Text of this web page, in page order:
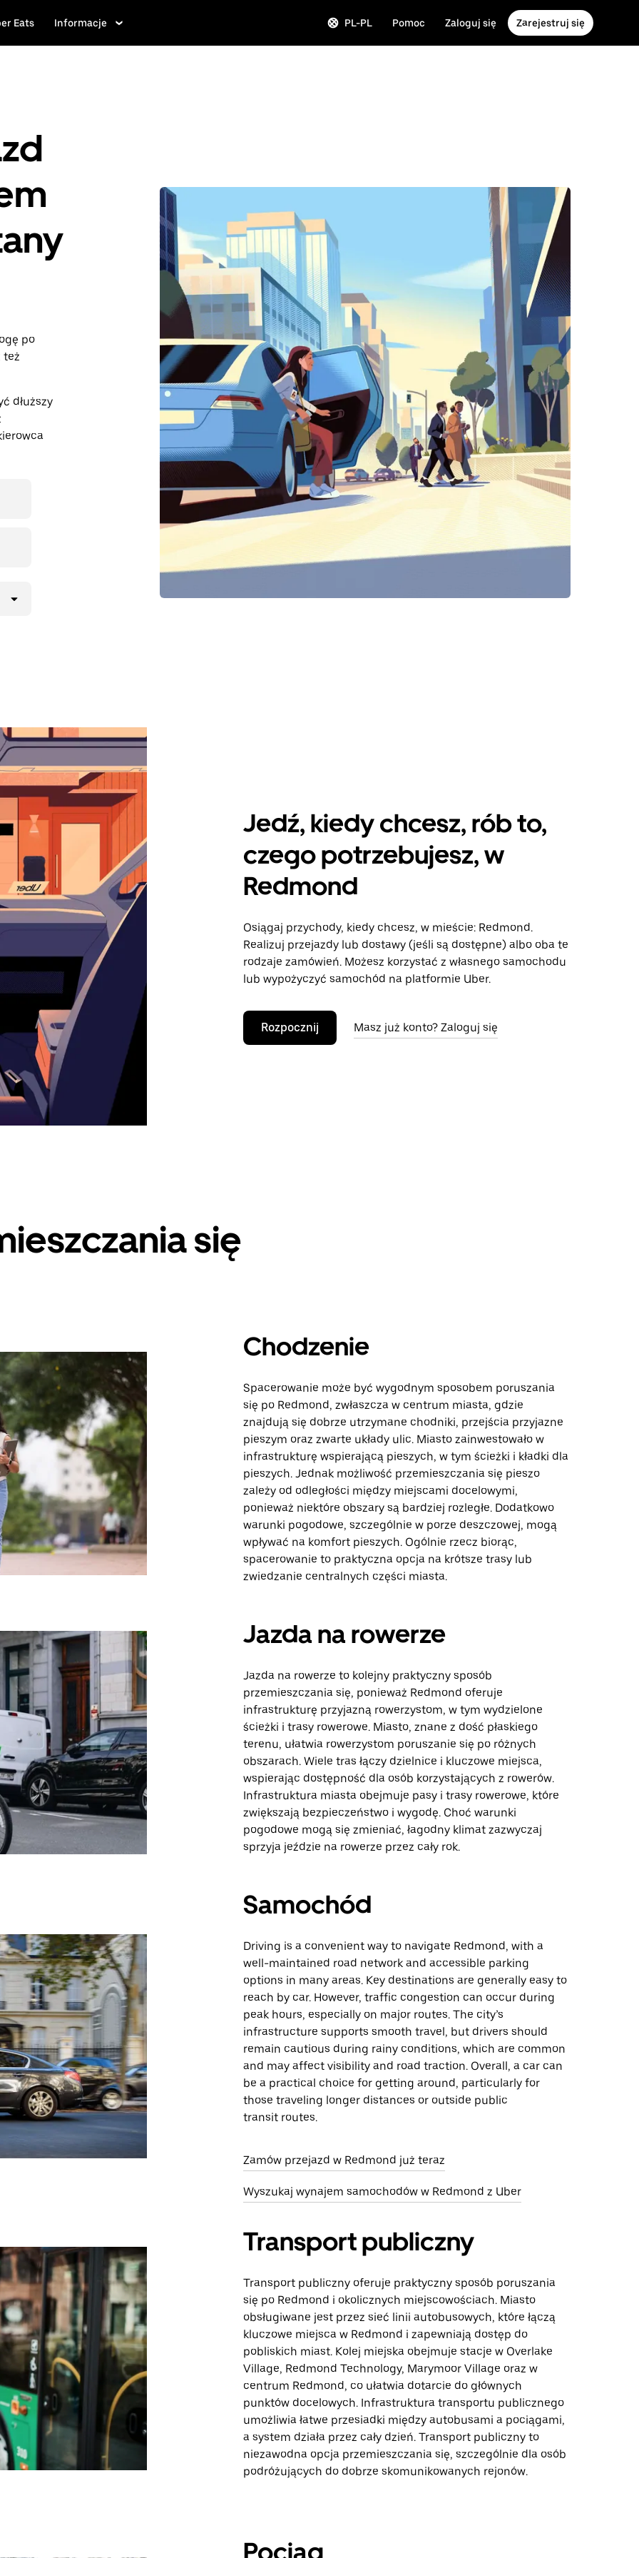
Eats Informacje PL-PL Pomoc Zaloguj się Zarejestruj się
po
też
dłuższy
Jedź, kiedy chcesz, rób to,
czego potrzebujesz, w
Redmond
Osiągaj przychody, kiedy chcesz, w mieście: Redmond.
Realizuj przejazdy lub dostawy (jeśli są dostępne) albo oba te
rodzaje zamówień. Możesz korzystać z własnego samochodu
lub wypożyczyć samochód na platformie Uber.
Rozpocznij Masz już konto? Zaloguj się
się
Chodzenie
Spacerowanie może być wygodnym sposobem poruszania
się po Redmond, zwłaszcza w centrum miasta, gdzie
znajdują się dobrze utrzymane chodniki, przejścia przyjazne
pieszym oraz zwarte układy ulic. Miasto zainwestowało w
infrastrukturę wspierającą pieszych, w tym ścieżki i kładki dla
pieszych. Jednak możliwość przemieszczania się pieszo
zależy od odległości między miejscami docelowymi,
ponieważ niektóre obszary są bardziej rozległe. Dodatkowo
warunki pogodowe, szczególnie w porze deszczowej, mogą
wpływać na komfort pieszych. Ogólnie rzecz biorąc,
spacerowanie to praktyczna opcja na krótsze trasy lub
zwiedzanie centralnych części miasta.
Jazda na rowerze
Jazda na rowerze to kolejny praktyczny sposób
przemieszczania się, ponieważ Redmond oferuje
infrastrukturę przyjazną rowerzystom, w tym wydzielone
ścieżki i trasy rowerowe. Miasto, znane z dość płaskiego
terenu, ułatwia rowerzystom poruszanie się po różnych
obszarach. Wiele tras łączy dzielnice i kluczowe miejsca,
wspierając dostępność dla osób korzystających z rowerów.
Infrastruktura miasta obejmuje pasy i trasy rowerowe, które
zwiększają bezpieczeństwo i wygodę. Choć warunki
pogodowe mogą się zmieniać, łagodny klimat zazwyczaj
sprzyja jeździe na rowerze przez cały rok.
Samochód
Driving is a convenient way to navigate Redmond, with a
well-maintained road network and accessible parking
options in many areas. Key destinations are generally easy to
reach by car. However, traffic congestion can occur during
peak hours, especially on major routes. The city’s
infrastructure supports smooth travel, but drivers should
remain cautious during rainy conditions, which are common
and may affect visibility and road traction. Overall, a car can
be a practical choice for getting around, particularly for
those traveling longer distances or outside public
transit routes.
Zamów przejazd w Redmond już teraz
Wyszukaj wynajem samochodów w Redmond z Uber
Transport publiczny
Transport publiczny oferuje praktyczny sposób poruszania
się po Redmond i okolicznych miejscowościach. Miasto
obsługiwane jest przez sieć linii autobusowych, które łączą
kluczowe miejsca w Redmond i zapewniają dostęp do
pobliskich miast. Kolej miejska obejmuje stacje w Overlake
Village, Redmond Technology, Marymoor Village oraz w
centrum Redmond, co ułatwia dotarcie do głównych
punktów docelowych. Infrastruktura transportu publicznego
umożliwia łatwe przesiadki między autobusami a pociągami,
a system działa przez cały dzień. Transport publiczny to
niezawodna opcja przemieszczania się, szczególnie dla osób
podróżujących do dobrze skomunikowanych rejonów.